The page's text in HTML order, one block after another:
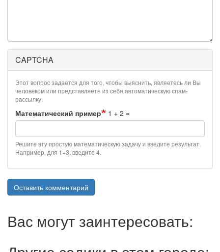
CAPTCHA
Этот вопрос задается для того, чтобы выяснить, являетесь ли Вы
человеком или представляете из себя автоматическую спам-
рассылку.
Математический пример 1 + 2 =
Решите эту простую математическую задачу и введите результат.
Например, для 1+3, введите 4.
Оставить комментарий
Вас могут заинтересовать: